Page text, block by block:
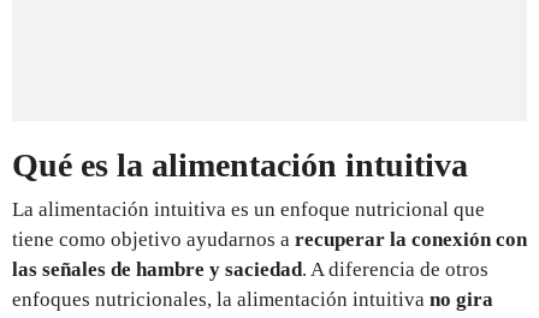
Qué es la alimentación intuitiva
La alimentación intuitiva es un enfoque nutricional que
tiene como objetivo ayudarnos a recuperar la conexión con
las señales de hambre y saciedad. A diferencia de otros
enfoques nutricionales, la alimentación intuitiva no gira